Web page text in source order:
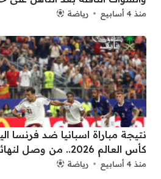
منذ 4 أسابيع رياضة
نتيجة مباراة اسبانيا ضد فرنسا
كأس العالم 2026.. من وصل لنهائي المونديال؟
منذ 4 أسابيع رياضة